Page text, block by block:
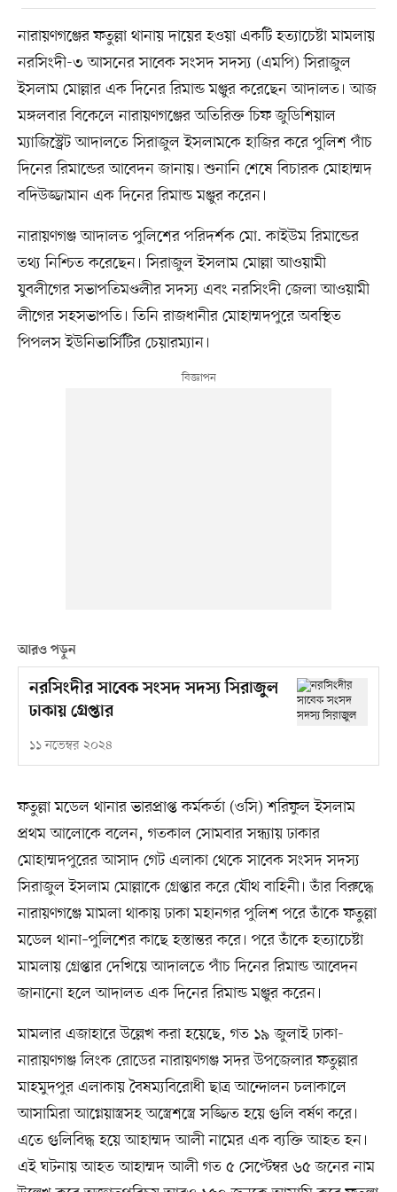
নারায়ণগঞ্জের ফতুল্লা থানায় দায়ের হওয়া একটি হত্যাচেষ্টা মামলায়
নরসিংদী-৩ আসনের সাবেক সংসদ সদস্য (এমপি) সিরাজুল
ইসলাম মোল্লার এক দিনের রিমান্ড মঞ্জুর করেছেন আদালত। আজ
মঙ্গলবার বিকেলে নারায়ণগঞ্জের অতিরিক্ত চিফ জুডিশিয়াল
ম্যাজিস্ট্রেট আদালতে সিরাজুল ইসলামকে হাজির করে পুলিশ পাঁচ
দিনের রিমান্ডের আবেদন জানায়। শুনানি শেষে বিচারক মোহাম্মদ
বদিউজ্জামান এক দিনের রিমান্ড মঞ্জুর করেন।
নারায়ণগঞ্জ আদালত পুলিশের পরিদর্শক মো. কাইউম রিমান্ডের
তথ্য নিশ্চিত করেছেন। সিরাজুল ইসলাম মোল্লা আওয়ামী
যুবলীগের সভাপতিমণ্ডলীর সদস্য এবং নরসিংদী জেলা আওয়ামী
লীগের সহসভাপতি। তিনি রাজধানীর মোহাম্মদপুরে অবস্থিত
পিপলস ইউনিভার্সিটির চেয়ারম্যান।
আরও পড়ুন
নরসিংদীর সাবেক সংসদ সদস্য সিরাজুল
ঢাকায় গ্রেপ্তার
১১ নভেম্বর ২০২৪
ফতুল্লা মডেল থানার ভারপ্রাপ্ত কর্মকর্তা (ওসি) শরিফুল ইসলাম
প্রথম আলোকে বলেন, গতকাল সোমবার সন্ধ্যায় ঢাকার
মোহাম্মদপুরের আসাদ গেট এলাকা থেকে সাবেক সংসদ সদস্য
সিরাজুল ইসলাম মোল্লাকে গ্রেপ্তার করে যৌথ বাহিনী। তাঁর বিরুদ্ধে
নারায়ণগঞ্জে মামলা থাকায় ঢাকা মহানগর পুলিশ পরে তাঁকে ফতুল্লা
মডেল থানা–পুলিশের কাছে হস্তান্তর করে। পরে তাঁকে হত্যাচেষ্টা
মামলায় গ্রেপ্তার দেখিয়ে আদালতে পাঁচ দিনের রিমান্ড আবেদন
জানানো হলে আদালত এক দিনের রিমান্ড মঞ্জুর করেন।
মামলার এজাহারে উল্লেখ করা হয়েছে, গত ১৯ জুলাই ঢাকা-
নারায়ণগঞ্জ লিংক রোডের নারায়ণগঞ্জ সদর উপজেলার ফতুল্লার
মাহমুদপুর এলাকায় বৈষম্যবিরোধী ছাত্র আন্দোলন চলাকালে
আসামিরা আগ্নেয়াস্ত্রসহ অস্ত্রেশস্ত্রে সজ্জিত হয়ে গুলি বর্ষণ করে।
এতে গুলিবিদ্ধ হয়ে আহাম্মদ আলী নামের এক ব্যক্তি আহত হন।
এই ঘটনায় আহত আহাম্মদ আলী গত ৫ সেপ্টেম্বর ৬৫ জনের নাম